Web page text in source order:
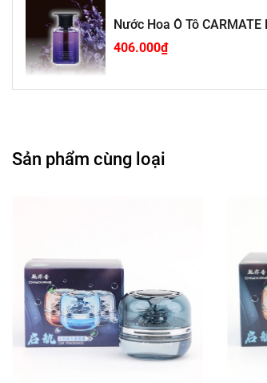
Tránh ánh nắng trực tiếp quá lâu và
Nước Hoa Ô Tô
406.000₫
Sản phẩm cùng loại